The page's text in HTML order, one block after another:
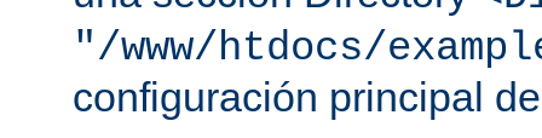
"/www/htdocs/
configuración principal